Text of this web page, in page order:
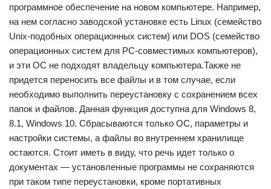
программное обеспечение на новом компьютере. Например,
на нем согласно заводской установке есть Linux (семейство
Unix-подобных операционных систем) или DOS (семейство
операционных систем для PC-совместимых компьютеров),
и эти ОС не подходят владельцу компьютера.Также не
придется переносить все файлы и в том случае, если
необходимо выполнить переустановку с сохранением всех
папок и файлов. Данная функция доступна для Windows 8,
8.1, Windows 10. Сбрасываются только ОС, параметры и
настройки системы, а файлы во внутреннем хранилище
остаются. Стоит иметь в виду, что речь идет только о
документах — установленные программы не сохраняются
при таком типе переустановки, кроме портативных